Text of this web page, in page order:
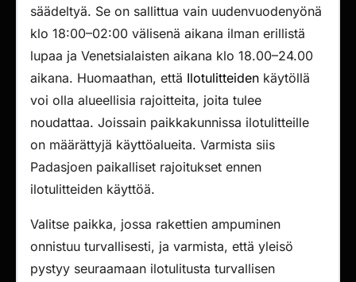
säädeltyä. Se on sallittua vain uudenvuodenyönä
klo 18:00–02:00 välisenä aikana ilman erillistä
lupaa ja Venetsialaisten aikana klo 18.00–24.00
aikana. Huomaathan, että Ilotulitteiden käytöllä
voi olla alueellisia rajoitteita, joita tulee
noudattaa. Joissain paikkakunnissa ilotulitteille
on määrättyjä käyttöalueita. Varmista siis
Padasjoen paikalliset rajoitukset ennen
ilotulitteiden käyttöä.
Valitse paikka, jossa rakettien ampuminen
onnistuu turvallisesti, ja varmista, että yleisö
pystyy seuraamaan ilotulitusta turvallisen